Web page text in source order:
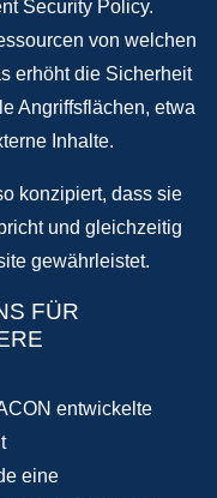
Security Policy.
von welchen
erhöht die Sicherheit
Angriffsflächen, etwa
Inhalte.
konzipiert, dass sie
und gleichzeitig
gewährleistet.
FÜR
entwickelte
eine